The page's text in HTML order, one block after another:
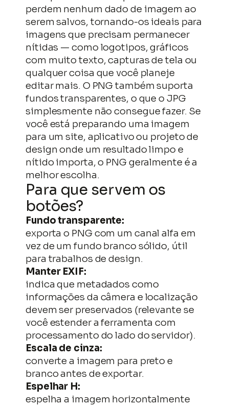
Pular
para
o
conteúdo
perdem nenhum dado de imagem ao
serem salvos, tornando-os ideais para
imagens que precisam permanecer
nítidas — como logotipos, gráficos
com muito texto, capturas de tela ou
qualquer coisa que você planeje
editar mais. O PNG também suporta
fundos transparentes, o que o JPG
simplesmente não consegue fazer. Se
você está preparando uma imagem
para um site, aplicativo ou projeto de
design onde um resultado limpo e
nítido importa, o PNG geralmente é a
melhor escolha.
Para que servem os
botões?
Fundo transparente:
exporta o PNG com um canal alfa em
vez de um fundo branco sólido, útil
para trabalhos de design.
Manter EXIF:
indica que metadados como
informações da câmera e localização
devem ser preservados (relevante se
você estender a ferramenta com
processamento do lado do servidor).
Escala de cinza:
converte a imagem para preto e
branco antes de exportar.
Espelhar H:
espelha a imagem horizontalmente